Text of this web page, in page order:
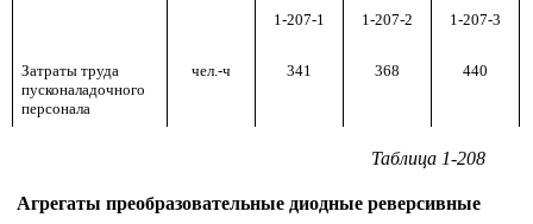
1-207-1 1-207-2 1-207-3
Затраты труда
пусконаладочного
персонала
чел.-ч 341 368 440
Таблица 1-208
Агрегаты преобразовательные диодные реверсивные